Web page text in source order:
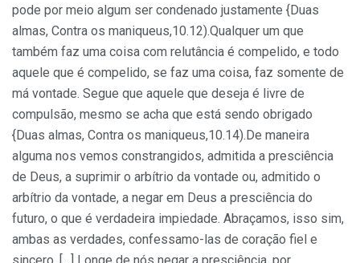
pode por meio algum ser condenado justamente {Duas
almas, Contra os maniqueus,10.12).Qualquer um que
também faz uma coisa com relutância é compelido, e todo
aquele que é compelido, se faz uma coisa, faz somente de
má vontade. Segue que aquele que deseja é livre de
compulsão, mesmo se acha que está sendo obrigado
{Duas almas, Contra os maniqueus,10.14).De maneira
alguma nos vemos constrangidos, admitida a presciência
de Deus, a suprimir o arbítrio da vontade ou, admitido o
arbítrio da vontade, a negar em Deus a presciência do
futuro, o que é verdadeira impiedade. Abraçamos, isso sim,
ambas as verdades, confessamo-las de coração fiel e